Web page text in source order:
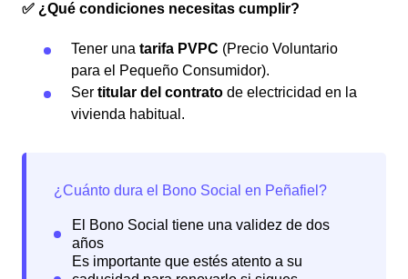
✅ ¿Qué condiciones necesitas cumplir?
Tener una tarifa PVPC (Precio Voluntario
para el Pequeño Consumidor).
Ser titular del contrato de electricidad en la
vivienda habitual.